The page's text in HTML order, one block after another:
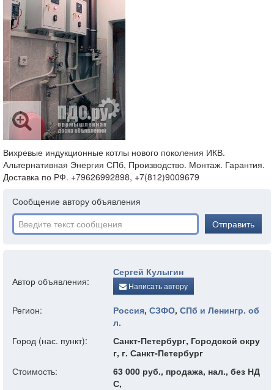
Вихревые индукционные котлы нового поколения ИКВ.
Альтернативная Энергия СПб, Производство. Монтаж. Гарантия.
Доставка по РФ. +79626992898, +7(812)9009679
Сообщение автору объявления
Отправить
Автор объявления:
Сергей Кулыгин
Написать автору
Регион: Россия, СЗФО, СПб и Ленингр. об
л.
Город (нас. пункт):
Санкт-Петербург, Городской окру
г, г. Санкт-Петербург
Стоимость:
63 000 руб., продажа, нал., без НД
С,